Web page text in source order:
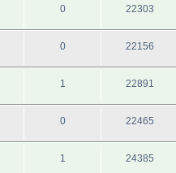
0 22303
0 22156
1 22891
0 22465
1 24385